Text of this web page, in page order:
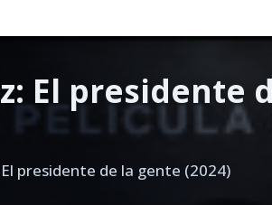
El presidente
presidente de la gente (2024)